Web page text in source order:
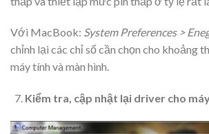
Với MacBook: System Preferences >
chỉnh lại các chỉ số cần chọn cho khoảng
máy tính và màn hình.
Kiểm tra, cập nhật lại driver cho